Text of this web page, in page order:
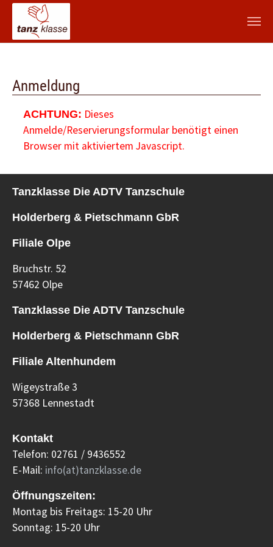
Anmeldung
ACHTUNG: Dieses
Anmelde/Reservierungsformular benötigt einen
Browser mit aktiviertem Javascript.
Tanzklasse Die ADTV Tanzschule
Holderberg & Pietschmann GbR
Filiale Olpe
Bruchstr. 52
57462 Olpe
Tanzklasse Die ADTV Tanzschule
Holderberg & Pietschmann GbR
Filiale Altenhundem
Wigeystraße 3
57368 Lennestadt
Kontakt
Telefon: 02761 / 9436552
E-Mail: info(at)tanzklasse.de
Öffnungszeiten:
Montag bis Freitags: 15-20 Uhr
Sonntag: 15-20 Uhr